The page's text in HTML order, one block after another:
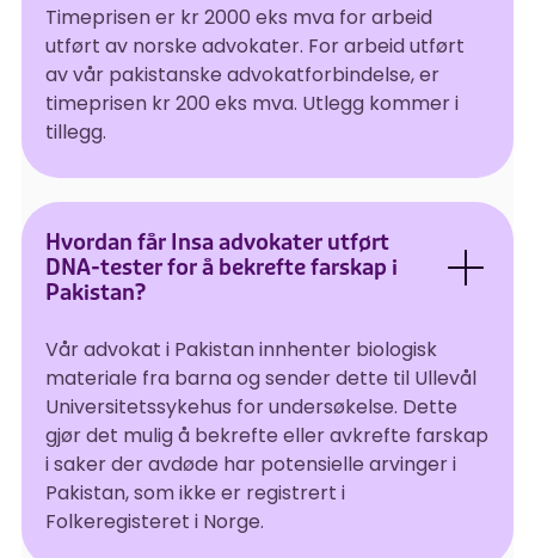
Timeprisen er kr 2000 eks mva for arbeid
utført av norske advokater. For arbeid utført
av vår pakistanske advokatforbindelse, er
timeprisen kr 200 eks mva. Utlegg kommer i
tillegg.
Hvordan får Insa advokater utført
DNA-tester for å bekrefte farskap i
Pakistan?
Vår advokat i Pakistan innhenter biologisk
materiale fra barna og sender dette til Ullevål
Universitetssykehus for undersøkelse. Dette
gjør det mulig å bekrefte eller avkrefte farskap
i saker der avdøde har potensielle arvinger i
Pakistan, som ikke er registrert i
Folkeregisteret i Norge.